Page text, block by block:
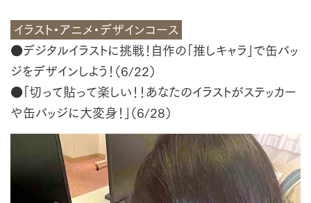
イラスト・アニメ・デザインコース
●デジタルイラストに挑戦！自作の「推しキャラ」で缶バッ
ジをデザインしよう！（6/22）
●「切って貼って楽しい！！あなたのイラストがステッカー
や缶バッジに大変身！」（6/28）